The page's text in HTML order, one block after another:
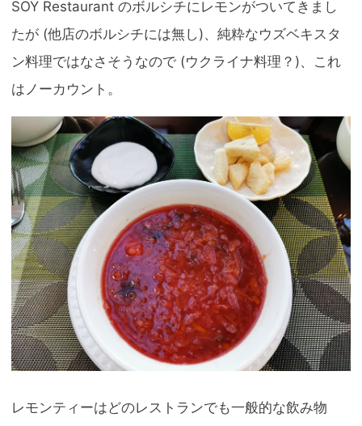
SOY Restaurant のボルシチにレモンがついてきまし
たが (他店のボルシチには無し)、純粋なウズベキスタ
ン料理ではなさそうなので (ウクライナ料理？)、これ
はノーカウント。
レモンティーはどのレストランでも一般的な飲み物